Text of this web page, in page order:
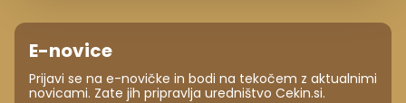
E-novice
Prijavi se na e-novičke in bodi na tekočem z aktualnimi
novicami. Zate jih pripravlja uredništvo Cekin.si.